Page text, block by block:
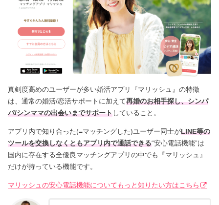
真剣度高めのユーザーが多い婚活アプリ『マリッシュ』の特徴
は、通常の婚活/恋活サポートに加えて再婚のお相手探し、シンパ
パ/シンママの出会いまでサポートしていること。
アプリ内で知り合った(=マッチングした)ユーザー同士がLINE等の
ツールを交換しなくともアプリ内で通話できる“安心電話機能”は
国内に存在する全優良マッチングアプリの中でも『マリッシュ』
だけが持っている機能です。
マリッシュの安心電話機能についてもっと知りたい方はこちら